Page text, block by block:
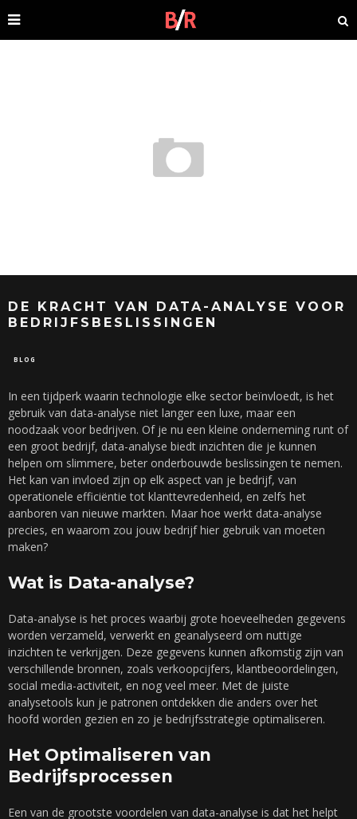
DE KRACHT VAN DATA-ANALYSE VOOR
BEDRIJFSBESLISSINGEN
BLOG
In een tijdperk waarin technologie elke sector beïnvloedt, is het
gebruik van data-analyse niet langer een luxe, maar een
noodzaak voor bedrijven. Of je nu een kleine onderneming runt of
een groot bedrijf, data-analyse biedt inzichten die je kunnen
helpen om slimmere, beter onderbouwde beslissingen te nemen.
Het kan van invloed zijn op elk aspect van je bedrijf, van
operationele efficiëntie tot klanttevredenheid, en zelfs het
aanboren van nieuwe markten. Maar hoe werkt data-analyse
precies, en waarom zou jouw bedrijf hier gebruik van moeten
maken?
Wat is Data-analyse?
Data-analyse is het proces waarbij grote hoeveelheden gegevens
worden verzameld, verwerkt en geanalyseerd om nuttige
inzichten te verkrijgen. Deze gegevens kunnen afkomstig zijn van
verschillende bronnen, zoals verkoopcijfers, klantbeoordelingen,
social media-activiteit, en nog veel meer. Met de juiste
analysetools kun je patronen ontdekken die anders over het
hoofd worden gezien en zo je bedrijfsstrategie optimaliseren.
Het Optimaliseren van
Bedrijfsprocessen
Een van de grootste voordelen van data-analyse is dat het helpt